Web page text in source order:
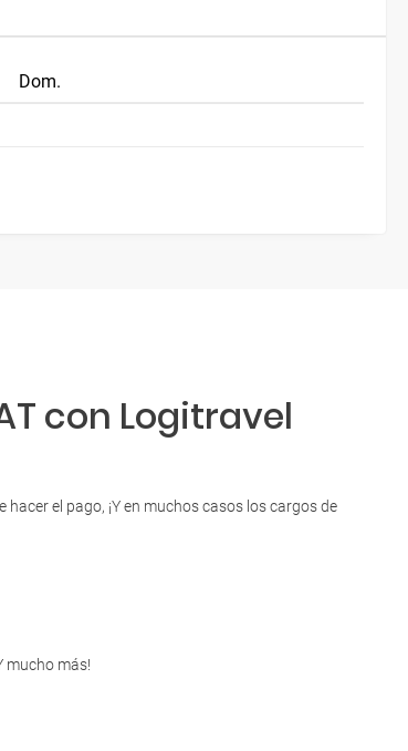
Dom.
con Logitravel
el pago, ¡Y en muchos casos los cargos de
mucho más!